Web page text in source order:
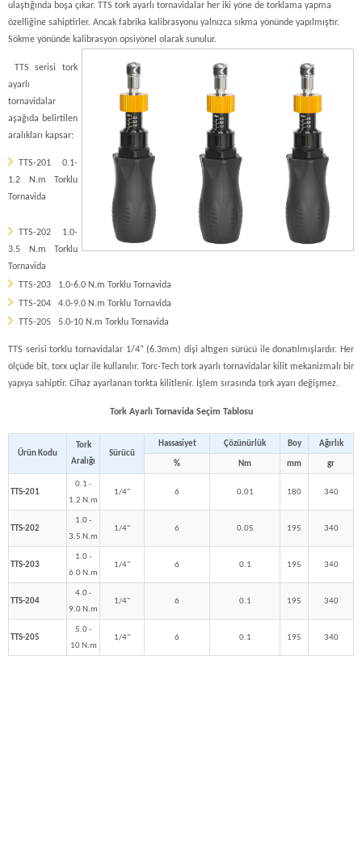
ulaştığında boşa çıkar. TTS tork ayarlı tornavidalar her iki yöne de torklama yapma
özelliğine sahiptirler. Ancak fabrika kalibrasyonu yalnızca sıkma yönünde yapılmıştır.
Sökme yönünde kalibrasyon opsiyonel olarak sunulur.
TTS serisi tork
ayarlı
tornavidalar
aşağıda belirtilen
aralıkları kapsar:
TTS-201 0.1-
1.2 N.m Torklu
Tornavida
TTS-202 1.0-
3.5 N.m Torklu
Tornavida
TTS-203 1.0-6.0 N.m Torklu Tornavida
TTS-204 4.0-9.0 N.m Torklu Tornavida
TTS-205 5.0-10 N.m Torklu Tornavida
TTS serisi torklu tornavidalar 1/4” (6.3mm) dişi altıgen sürücü ile donatılmışlardır. Her
ölçüde bit, torx uçlar ile kullanılır. Torc-Tech tork ayarlı tornavidalar kilit mekanizmalı bir
yapıya sahiptir. Cihaz ayarlanan torkta kilitlenir. İşlem sırasında tork ayarı değişmez.
Tork Ayarlı Tornavida Seçim Tablosu
Ürün Kodu
Tork
Aralığı
Sürücü
Hassasiyet Çözünürlük Boy Ağırlık
% Nm mm gr
TTS-201
0.1 -
1.2 N.m
1/4" 6 0,01 180 340
TTS-202
1.0 -
3.5 N.m
1/4" 6 0.05 195 340
TTS-203
1.0 -
6.0 N.m
1/4" 6 0.1 195 340
TTS-204
4.0 -
9.0 N.m
1/4" 6 0.1 195 340
TTS-205
5.0 -
10 N.m
1/4" 6 0.1 195 340